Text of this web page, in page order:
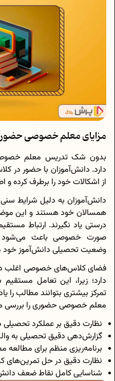
مزایای معلم خصوصی
بدون شک تدریس معلم خصوصی
دارد. دانش‌آموزان با حضور در
از اشکالات خود را برطرف کرده و
دانش‌آموزان به دلیل شرایط
همسالان خود هستند و این
درستی یاد نگیرند. ارتباط
صورت خصوصی باعث می‌شود
وضعیت تحصیلی دانش‌آموز خود
فضای کلاس‌های خصوصی اغلب در
دارد؛ زیرا، این تعامل
تمرکز بیشتری بتوانند مطالب را
معلم خصوصی حضوری را بررسی
نظارت دقیق بر عملکرد تحصیلی
گزارش‌دهی دقیق تحصیلی به
برنامه‌ریزی منظم برای مطالعه
نظارت دقیق در حل تمرین‌های
شناسایی کامل نقاط ضعف